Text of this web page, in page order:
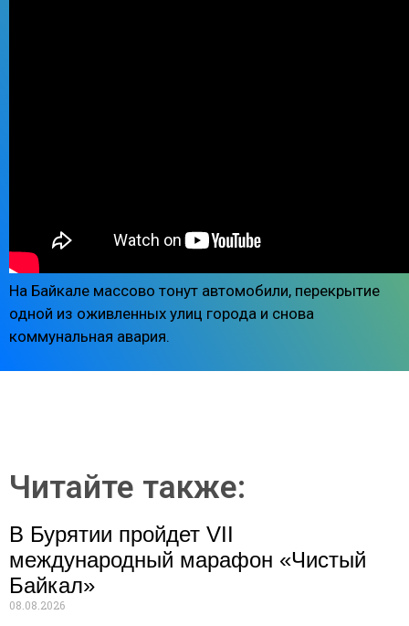
На Байкале массово тонут автомобили, перекрытие
одной из оживленных улиц города и снова
коммунальная авария.
Читайте также:
В Бурятии пройдет VII
международный марафон «Чистый
Байкал»
08.08.2026